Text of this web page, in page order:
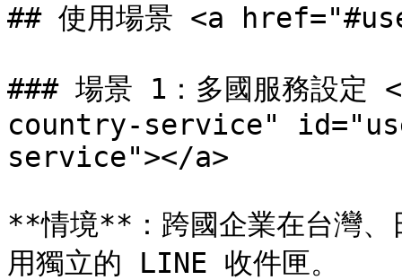
## 使用場景 <a
### 場景 1：多國服務設
country-service"
service"></a>
**情境**：跨國企業在台灣、
用獨立的 LINE 收件匣。